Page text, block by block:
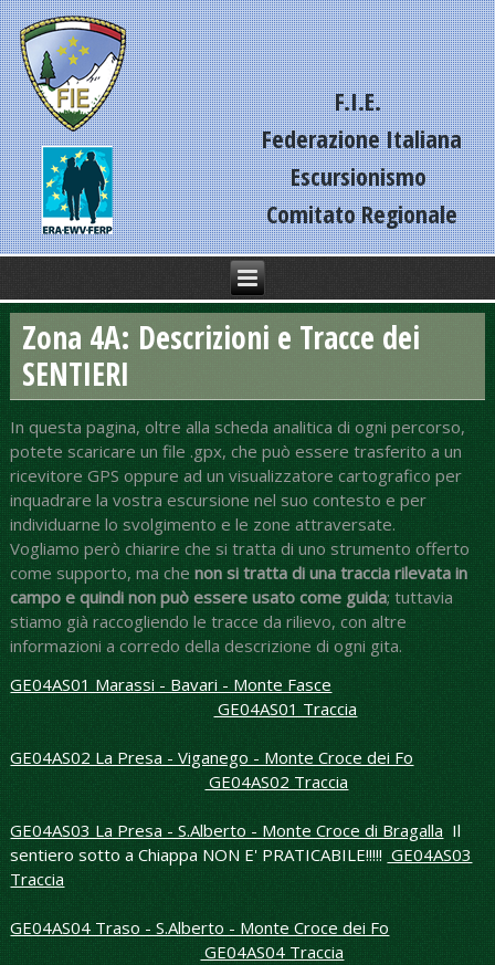
F.I.E.
Federazione Italiana
Escursionismo
Comitato Regionale
Liguria
Zona 4A: Descrizioni e Tracce dei
SENTIERI
In questa pagina, oltre alla scheda analitica di ogni percorso,
potete scaricare un file .gpx, che può essere trasferito a un
ricevitore GPS oppure ad un visualizzatore cartografico per
inquadrare la vostra escursione nel suo contesto e per
individuarne lo svolgimento e le zone attraversate.
Vogliamo però chiarire che si tratta di uno strumento offerto
come supporto, ma chenon si tratta di una traccia rilevata in
campo e quindi non può essere usato come guida; tuttavia
stiamo già raccogliendo le tracce da rilievo, con altre
informazioni a corredo della descrizione di ogni gita.
GE04AS01 Marassi - Bavari - Monte Fasce
GE04AS01 Traccia
GE04AS02 La Presa - Viganego - Monte Croce dei Fo
GE04AS02 Traccia
GE04AS03 La Presa - S.Alberto - Monte Croce di BragallaIl
sentiero sotto a Chiappa NON E' PRATICABILE!!!!! GE04AS03
Traccia
GE04AS04 Traso - S.Alberto - Monte Croce dei Fo
GE04AS04 Traccia